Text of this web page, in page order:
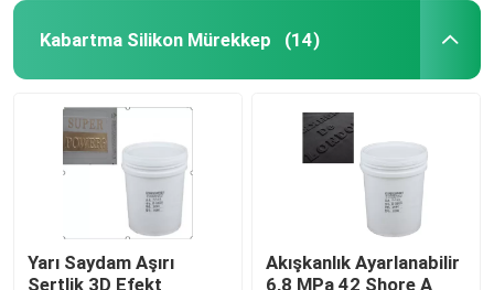
Kabartma Silikon Mürekkep (14)
Yarı Saydam Aşırı
Sertlik 3D Efekt
Akışkanlık Ayarlanabilir
6,8 MPa 42 Shore A